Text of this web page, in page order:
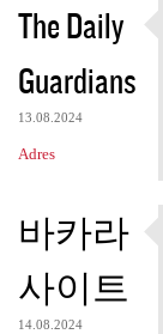
The Daily
Guardians
13.08.2024
Adres
바카라
사이트
14.08.2024